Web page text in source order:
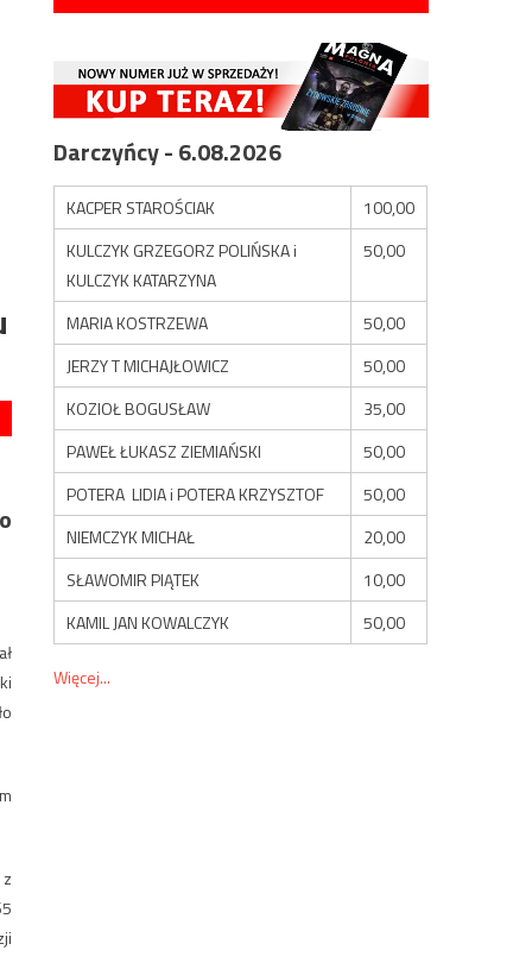
Darczyńcy - 6.08.2026
KACPER STAROŚCIAK
100,00
KULCZYK GRZEGORZ POLIŃSKA i
KULCZYK KATARZYNA
50,00
MARIA KOSTRZEWA
50,00
JERZY T MICHAJŁOWICZ
50,00
KOZIOŁ BOGUSŁAW
35,00
PAWEŁ ŁUKASZ ZIEMIAŃSKI
50,00
POTERA LIDIA i POTERA KRZYSZTOF
50,00
NIEMCZYK MICHAŁ
20,00
SŁAWOMIR PIĄTEK
10,00
KAMIL JAN KOWALCZYK
50,00
Więcej...